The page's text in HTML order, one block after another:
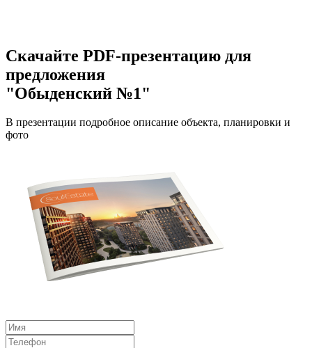
Скачайте PDF-презентацию для
предложения
"Обыденский №1"
В презентации подробное описание объекта, планировки и
фото